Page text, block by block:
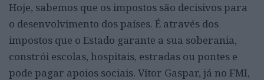
Hoje, sabemos que os impostos são decisivos para
o desenvolvimento dos países. É através dos
impostos que o Estado garante a sua soberania,
constrói escolas, hospitais, estradas ou pontes e
pode pagar apoios sociais. Vítor Gaspar, já no FMI,